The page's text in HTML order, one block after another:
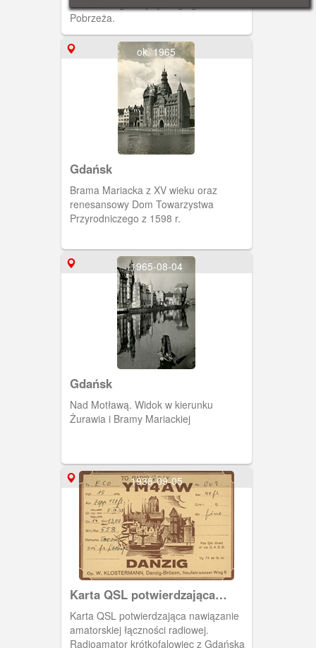
Pobrzeża.
ok. 1965
Gdańsk
Brama Mariacka z XV wieku oraz
renesansowy Dom Towarzystwa
Przyrodniczego z 1598 r.
1965-08-04
Gdańsk
Nad Motławą. Widok w kierunku
Żurawia i Bramy Mariackiej
1938-09-05
Karta QSL potwierdzająca
nawiązanie amatorskiej
łączności radiowej
Karta QSL potwierdzająca nawiązanie
amatorskiej łączności radiowej.
Radioamator krótkofalowiec z Gdańska